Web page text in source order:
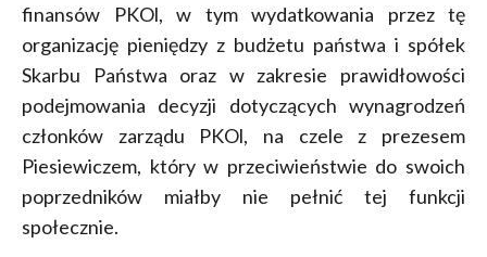
finansów PKOl, w tym wydatkowania przez tę
organizację pieniędzy z budżetu państwa i spółek
Skarbu Państwa oraz w zakresie prawidłowości
podejmowania decyzji dotyczących wynagrodzeń
członków zarządu PKOl, na czele z prezesem
Piesiewiczem, który w przeciwieństwie do swoich
poprzedników miałby nie pełnić tej funkcji
społecznie.